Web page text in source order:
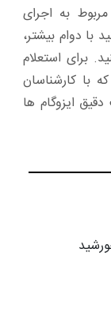
به اجرای
با دوام بیشتر،
برای استعلام
با کارشناسان
ایزوگام‌ ها